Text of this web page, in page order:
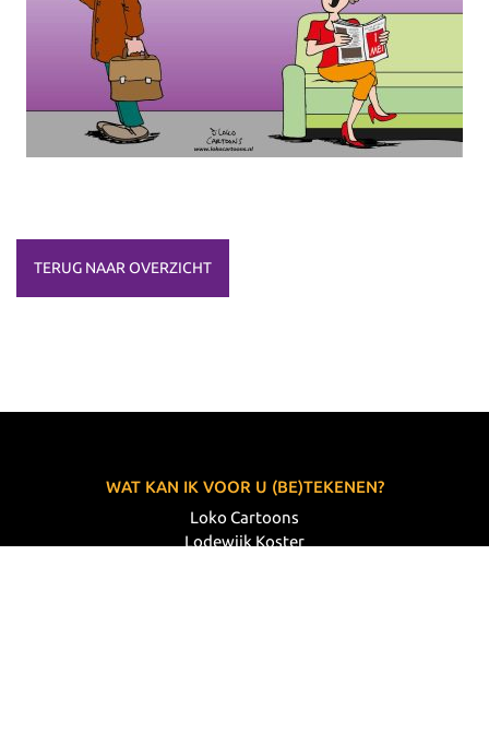
TERUG NAAR OVERZICHT
WAT KAN IK VOOR U (BE)TEKENEN?
Loko Cartoons
Lodewijk Koster